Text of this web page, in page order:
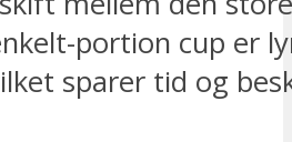
portion cup er
sparer tid og